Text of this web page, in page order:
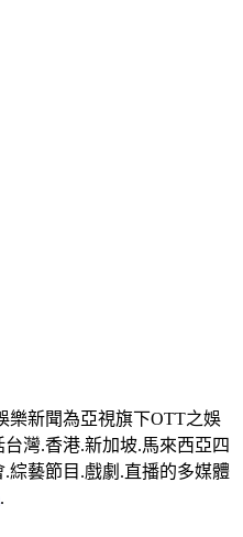
樂新聞為亞視旗下OTT之娛
灣.香港.新加坡.馬來西亞四
綜藝節目.戲劇.直播的多媒體
.